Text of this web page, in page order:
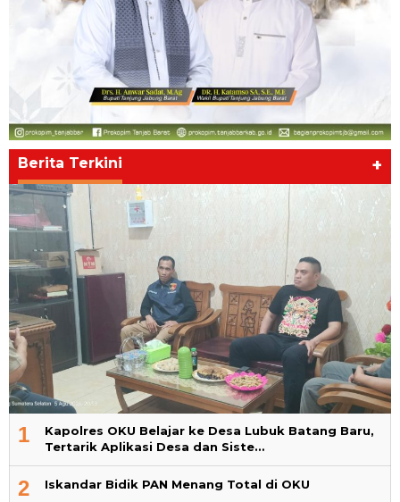
Berita Terkini +
1
Kapolres OKU Belajar ke Desa Lubuk Batang Baru,
Tertarik Aplikasi Desa dan Siste…
2 Iskandar Bidik PAN Menang Total di OKU